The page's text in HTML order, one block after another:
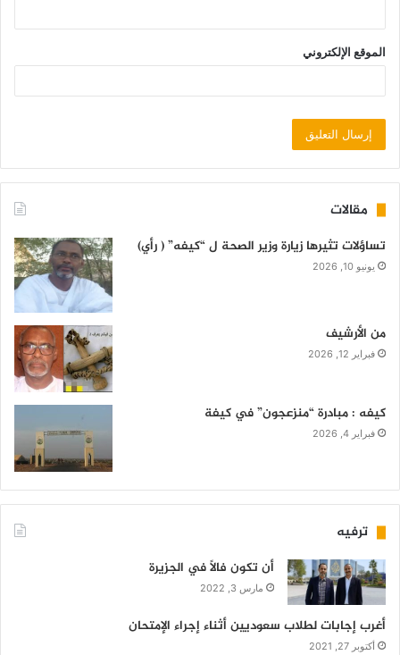
الموقع الإلكتروني
مقالات
تساؤلات تثيرها زيارة وزير الصحة ل “كيفه” ( رأي)
يونيو 10, 2026
من الأرشيف
فبراير 12, 2026
كيفه : مبادرة “منزعجون” في كيفة
فبراير 4, 2026
ترفيه
أن تكون فالاً في الجزيرة
مارس 3, 2022
أغرب إجابات لطلاب سعوديين أثناء إجراء الإمتحان
أكتوبر 27, 2021